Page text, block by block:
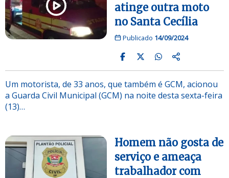
atinge outra moto
no Santa Cecília
Publicado 14/09/2024
Um motorista, de 33 anos, que também é GCM, acionou
a Guarda Civil Municipal (GCM) na noite desta sexta-feira
(13)…
Homem não gosta de
serviço e ameaça
trabalhador com